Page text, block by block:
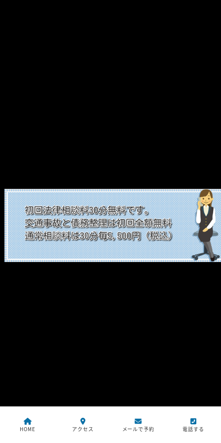
HOME アクセス メールで予約 電話する